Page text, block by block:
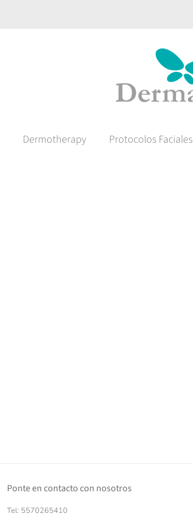
Dermotherapy Protocolos Faciales
Ponte en contacto con nosotros
Tel: 5570265410